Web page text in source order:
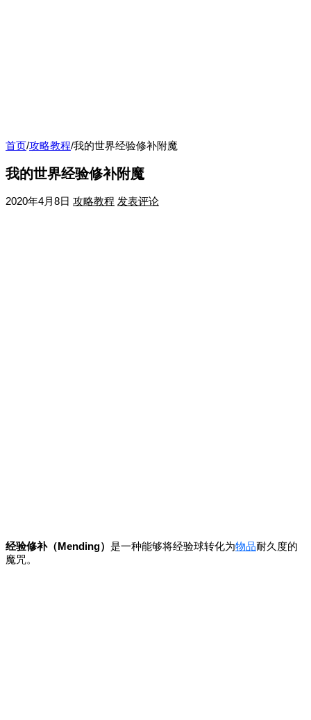
首页/攻略教程/我的世界经验修补附魔
我的世界经验修补附魔
2020年4月8日 攻略教程 发表评论
经验修补（Mending） 是一种能够将经验球转化为物品耐久度的
魔咒。